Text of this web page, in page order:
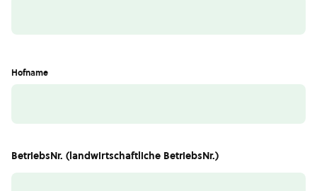
Hofname
BetriebsNr. (landwirtschaftliche BetriebsNr.)